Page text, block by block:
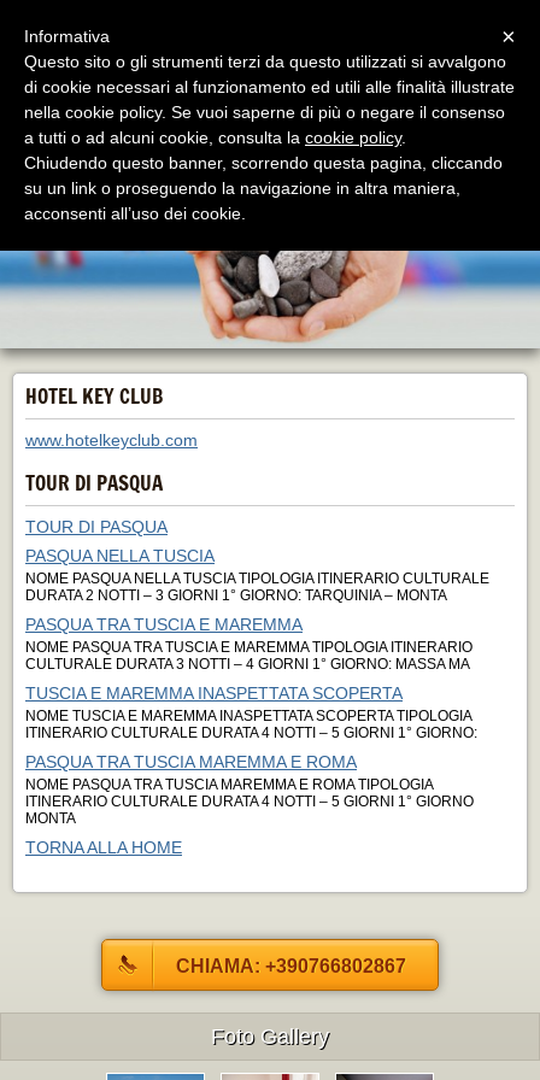
Hotel Residence Key Club
Montalto di Castro - Marina - un mare di cultura
HOTEL KEY CLUB
www.hotelkeyclub.com
TOUR DI PASQUA
TOUR DI PASQUA
PASQUA NELLA TUSCIA
NOME PASQUA NELLA TUSCIA TIPOLOGIA ITINERARIO CULTURALE
DURATA 2 NOTTI – 3 GIORNI 1° GIORNO: TARQUINIA – MONTA
PASQUA TRA TUSCIA E MAREMMA
NOME PASQUA TRA TUSCIA E MAREMMA TIPOLOGIA ITINERARIO
CULTURALE DURATA 3 NOTTI – 4 GIORNI 1° GIORNO: MASSA MA
TUSCIA E MAREMMA INASPETTATA SCOPERTA
NOME TUSCIA E MAREMMA INASPETTATA SCOPERTA TIPOLOGIA
ITINERARIO CULTURALE DURATA 4 NOTTI – 5 GIORNI 1° GIORNO:
PASQUA TRA TUSCIA MAREMMA E ROMA
NOME PASQUA TRA TUSCIA MAREMMA E ROMA TIPOLOGIA
ITINERARIO CULTURALE DURATA 4 NOTTI – 5 GIORNI 1° GIORNO
MONTA
TORNA ALLA HOME
CHIAMA: +390766802867
Foto Gallery
×
Informativa
Questo sito o gli strumenti terzi da questo utilizzati si avvalgono
di cookie necessari al funzionamento ed utili alle finalità illustrate
nella cookie policy. Se vuoi saperne di più o negare il consenso
a tutti o ad alcuni cookie, consulta la cookie policy.
Chiudendo questo banner, scorrendo questa pagina, cliccando
su un link o proseguendo la navigazione in altra maniera,
acconsenti all’uso dei cookie.